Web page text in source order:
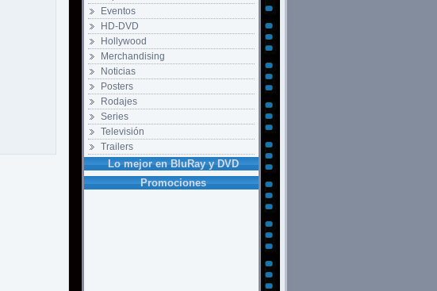
Eventos
HD-DVD
Hollywood
Merchandising
Noticias
Posters
Rodajes
Series
Televisión
Trailers
Lo mejor en BluRay y DVD
Promociones